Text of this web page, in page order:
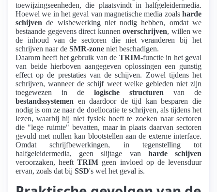
toewijzingseenheden, die plaatsvindt in halfgeleidermedia.
Hoewel we in het geval van magnetische media zoals harde
schijven de wisbewerking niet nodig hebben, omdat we
bestaande gegevens direct kunnen overschrijven, willen we
de inhoud van de sectoren die niet veranderen bij het
schrijven naar de SMR-zone niet beschadigen.
Daarom heeft het gebruik van de TRIM-functie in het geval
van beide hierboven aangegeven oplossingen een gunstig
effect op de prestaties van de schijven. Zowel tijdens het
schrijven, wanneer de schijf weet welke gebieden niet zijn
toegewezen in de logische structuren van de
bestandssystemen en daardoor de tijd kan besparen die
nodig is om ze naar de doellocatie te schrijven, als tijdens het
lezen, waarbij hij niet fysiek hoeft te zoeken naar sectoren
die "lege ruimte" bevatten, maar in plaats daarvan sectoren
gevuld met nullen kan blootstellen aan de externe interface.
Omdat schrijfbewerkingen, in tegenstelling tot
halfgeleidermedia, geen slijtage van harde schijven
veroorzaken, heeftTRIM geen invloed op de levensduur
ervan, zoals dat bij SSD's wel het geval is.